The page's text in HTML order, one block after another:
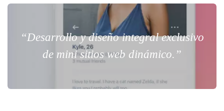
“Desarrollo y diseño integral exclusivo
de mini sitios web dinámico.”